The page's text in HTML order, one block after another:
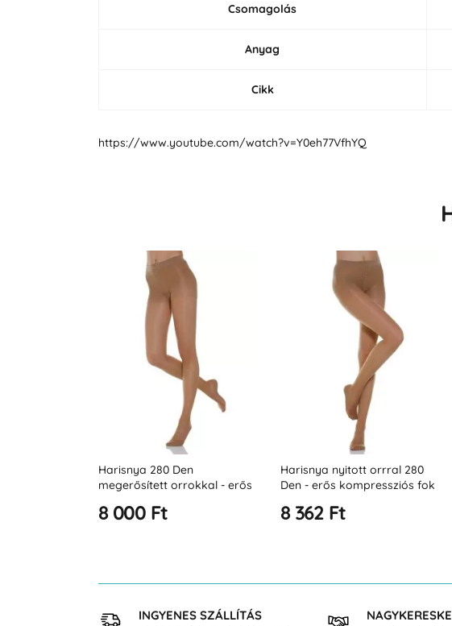
Csomagolás
Anyag
Cikk
https://www.youtube.com/watch?v=Y0eh77VfhYQ
Harisnya 280 Den
megerősített orrokkal - erős
8 000 Ft
Harisnya nyitott orrral 280
Den - erős kompressziós fok
8 362 Ft
INGYENES SZÁLLÍTÁS